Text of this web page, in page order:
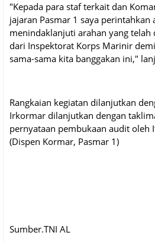
"Kepada para staf terkait dan
jajaran Pasmar 1 saya perintahkan
menindaklanjuti arahan yang
dari Inspektorat Korps Marinir
sama-sama kita banggakan ini,"
Rangkaian kegiatan dilanjutkan
Irkormar dilanjutkan dengan
pernyataan pembukaan audit oleh
(Dispen Kormar, Pasmar 1)
Sumber.TNI AL